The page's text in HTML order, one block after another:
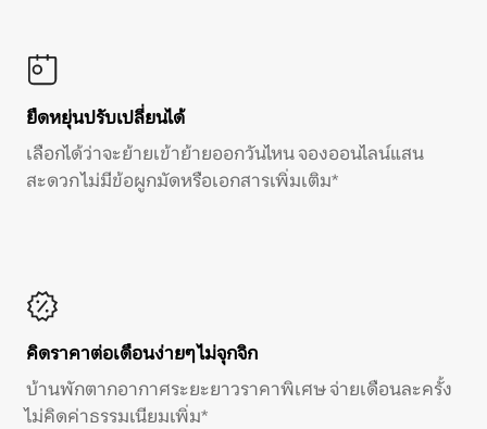
ยืดหยุ่นปรับเปลี่ยนได้
เลือกได้ว่าจะย้ายเข้าย้ายออกวันไหน จองออนไลน์แสน
สะดวก ไม่มีข้อผูกมัดหรือเอกสารเพิ่มเติม*
คิดราคาต่อเดือนง่ายๆ ไม่จุกจิก
บ้านพักตากอากาศระยะยาวราคาพิเศษ จ่ายเดือนละครั้ง
ไม่คิดค่าธรรมเนียมเพิ่ม*